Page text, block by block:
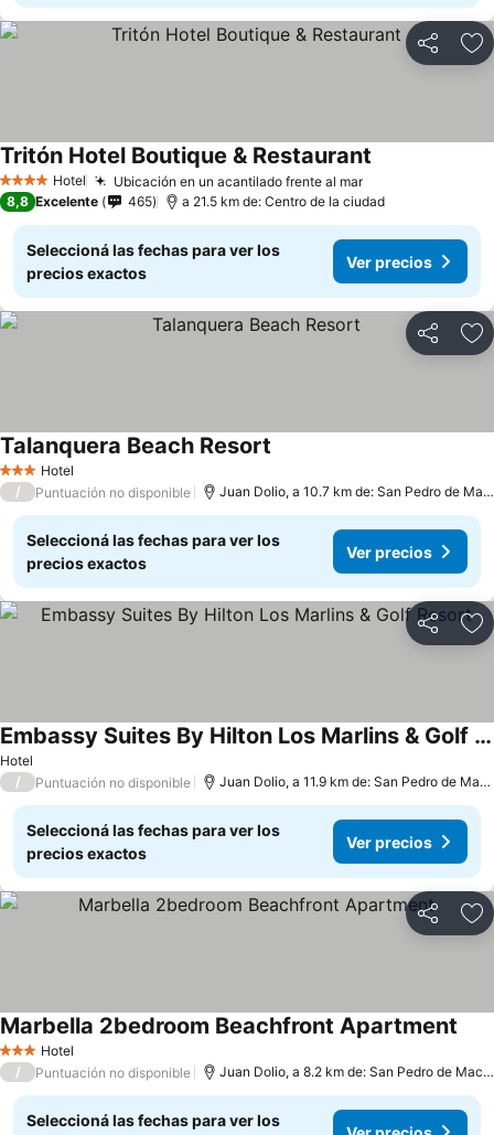
Compartir
4 EstrellasHotel Ubicación en un acantilado frente al mar
Tritón Hotel Boutique & Restaurant
8,8 Excelente 465 a 21.5 km de: Centro de la ciudad
Seleccioná las fechas para ver los
precios exactos
Ver precios
Compartir
3 Estrellas
Hotel
Talanquera Beach Resort
/ Puntuación no disponible Juan Dolio, a 10.7 km de: San Pedro de Macoris
Seleccioná las fechas para ver los
precios exactos
Ver precios
Compartir
Hotel
Embassy Suites By Hilton Los Marlins & Golf Resort
/ Puntuación no disponible Juan Dolio, a 11.9 km de: San Pedro de Macoris
Seleccioná las fechas para ver los
precios exactos
Ver precios
Compartir
3 Estrellas
Hotel
Marbella 2bedroom Beachfront Apartment
/ Puntuación no disponible Juan Dolio, a 8.2 km de: San Pedro de Macoris
Seleccioná las fechas para ver los